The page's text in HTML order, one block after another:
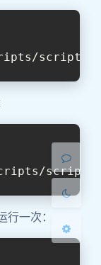
Serif
阴影
深阴影
暗化 灰度
一次：